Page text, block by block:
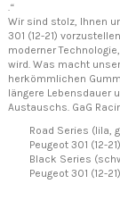
.“
Wir sind stolz, Ihnen
301 (12-21)
moderner
wird. Was macht
herkömmlichen
längere Lebensdauer
Austauschs. GaG
Road Series (lila,
Peugeot 301 (12-21)
Black Series
Peugeot 301 (12-21)